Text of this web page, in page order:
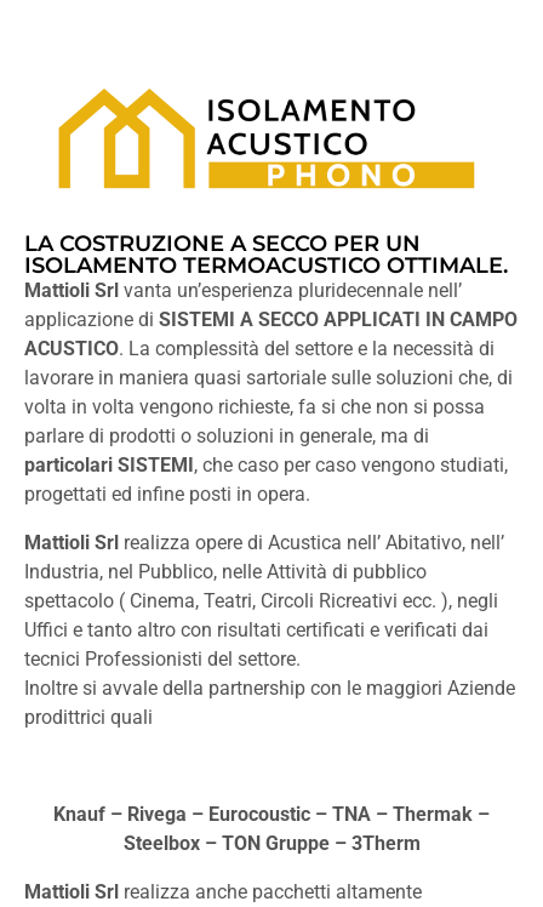
LA COSTRUZIONE A SECCO PER UN
ISOLAMENTO TERMOACUSTICO OTTIMALE.
Mattioli Srl vanta un’esperienza pluridecennale nell’
applicazione di SISTEMI A SECCO APPLICATI IN CAMPO
ACUSTICO. La complessità del settore e la necessità di
lavorare in maniera quasi sartoriale sulle soluzioni che, di
volta in volta vengono richieste, fa si che non si possa
parlare di prodotti o soluzioni in generale, ma di
particolari SISTEMI, che caso per caso vengono studiati,
progettati ed infine posti in opera.
Mattioli Srl realizza opere di Acustica nell’ Abitativo, nell’
Industria, nel Pubblico, nelle Attività di pubblico
spettacolo ( Cinema, Teatri, Circoli Ricreativi ecc. ), negli
Uffici e tanto altro con risultati certificati e verificati dai
tecnici Professionisti del settore.
Inoltre si avvale della partnership con le maggiori Aziende
prodittrici quali
Knauf – Rivega – Eurocoustic – TNA – Thermak –
Steelbox – TON Gruppe – 3Therm
Mattioli Srl realizza anche pacchetti altamente